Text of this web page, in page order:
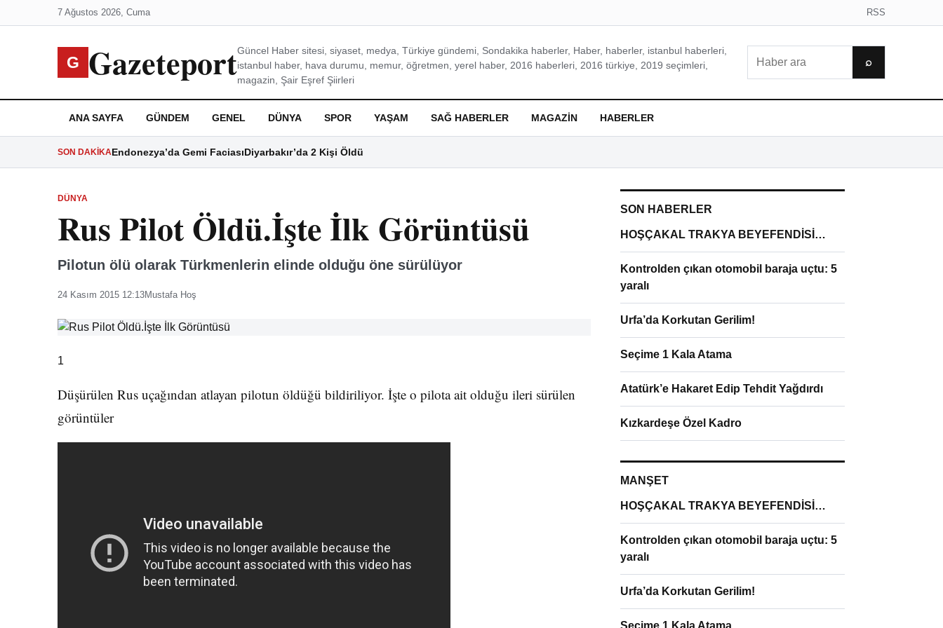
7 Ağustos 2026, Cuma RSS
G GazeteportGüncel Haber sitesi, siyaset, medya, Türkiye gündemi, Sondakika haberler, Haber, haberler, istanbul haberleri,
istanbul haber, hava durumu, memur, öğretmen, yerel haber, 2016 haberleri, 2016 türkiye, 2019 seçimleri,
magazin, Şair Eşref Şiirleri
⌕
ANA SAYFA GÜNDEM GENEL DÜNYA SPOR YAŞAM SAĞ HABERLER MAGAZIN HABERLER
SON DAKIKAEndonezya’da Gemi FaciasıDiyarbakır’da 2 Kişi Öldü
DÜNYA
Rus Pilot Öldü.İşte İlk Görüntüsü
Pilotun ölü olarak Türkmenlerin elinde olduğu öne sürülüyor
24 Kasım 2015 12:13Mustafa Hoş
1
Düşürülen Rus uçağından atlayan pilotun öldüğü bildiriliyor. İşte o pilota ait olduğu ileri sürülen
görüntüler
SON HABERLER
HOŞÇAKAL TRAKYA BEYEFENDİSİ…
Kontrolden çıkan otomobil baraja uçtu: 5
yaralı
Urfa’da Korkutan Gerilim!
Seçime 1 Kala Atama
Atatürk’e Hakaret Edip Tehdit Yağdırdı
Kızkardeşe Özel Kadro
MANŞET
HOŞÇAKAL TRAKYA BEYEFENDİSİ…
Kontrolden çıkan otomobil baraja uçtu: 5
yaralı
Urfa’da Korkutan Gerilim!
Seçime 1 Kala Atama